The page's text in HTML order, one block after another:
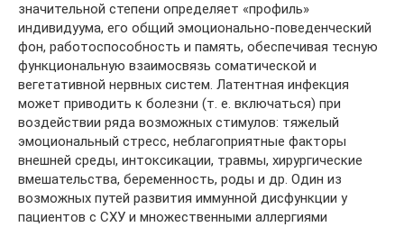
значительной степени определяет «профиль»
индивидуума, его общий эмоционально-поведенческий
фон, работоспособность и память, обеспечивая тесную
функциональную взаимосвязь соматической и
вегетативной нервных систем. Латентная инфекция
может приводить к болезни (т. е. включаться) при
воздействии ряда возможных стимулов: тяжелый
эмоциональный стресс, неблагоприятные факторы
внешней среды, интоксикации, травмы, хирургические
вмешательства, беременность, роды и др. Один из
возможных путей развития иммунной дисфункции у
пациентов с СХУ и множественными аллергиями